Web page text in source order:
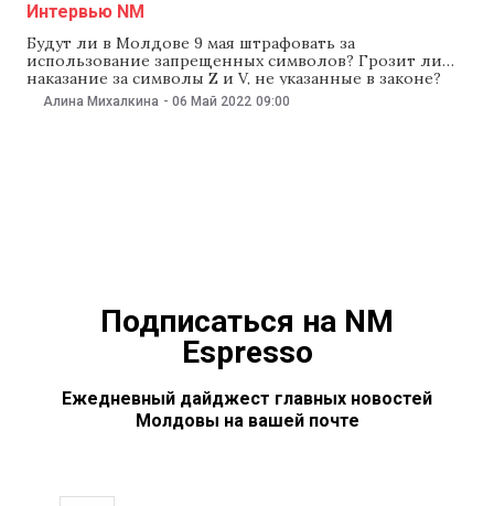
Интервью NM
Будут ли в Молдове 9 мая штрафовать за
использование запрещенных символов? Грозит ли
наказание за символы Z и V, не указанные в законе?
Что полиция будет делать в случае провокаций или
Алина Михалкина - 06 Май 2022 09:00
Подписаться на NM
Espresso
Ежедневный дайджест главных новостей
Молдовы на вашей почте